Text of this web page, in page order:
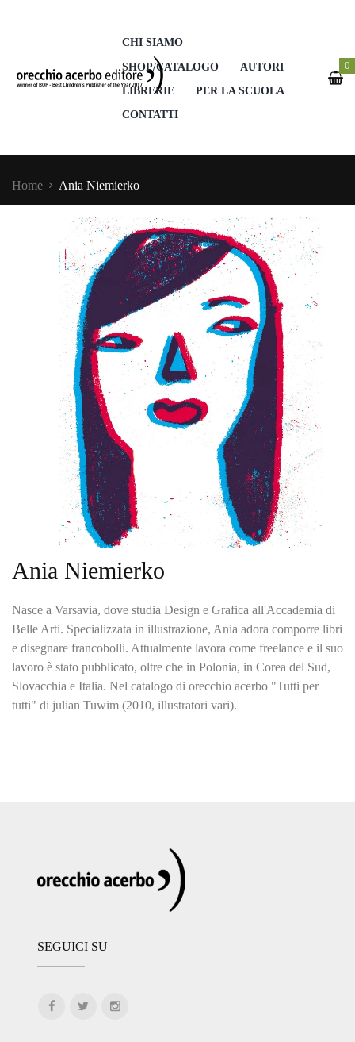
CHI SIAMO
SHOP/CATALOGO
AUTORI
LIBRERIE
PER LA SCUOLA
CONTATTI
0
Home Ania Niemierko
Ania Niemierko
Nasce a Varsavia, dove studia Design e Grafica all'Accademia di
Belle Arti. Specializzata in illustrazione, Ania adora comporre libri
e disegnare francobolli. Attualmente lavora come freelance e il suo
lavoro è stato pubblicato, oltre che in Polonia, in Corea del Sud,
Slovacchia e Italia. Nel catalogo di orecchio acerbo "Tutti per
tutti" di julian Tuwim (2010, illustratori vari).
SEGUICI SU